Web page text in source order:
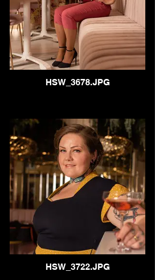
HSW_3678.JPG
HSW_3722.JPG